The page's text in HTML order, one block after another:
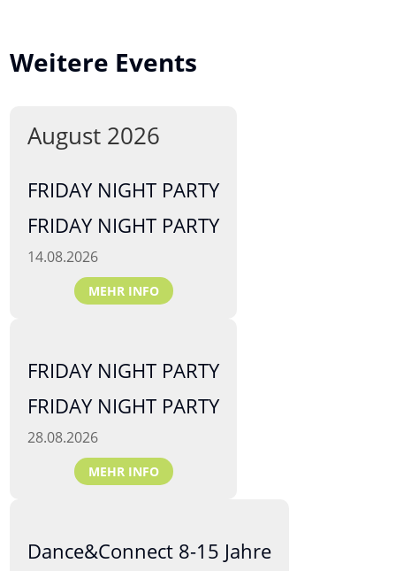
Weitere Events
August 2026
FRIDAY NIGHT PARTY
FRIDAY NIGHT PARTY
14.08.2026
MEHR INFO
FRIDAY NIGHT PARTY
FRIDAY NIGHT PARTY
28.08.2026
MEHR INFO
Dance&Connect 8-15 Jahre